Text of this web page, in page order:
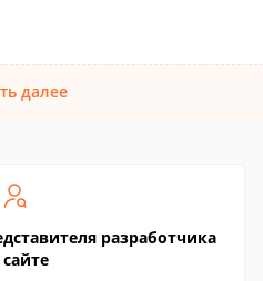
далее
разработчика
сайте